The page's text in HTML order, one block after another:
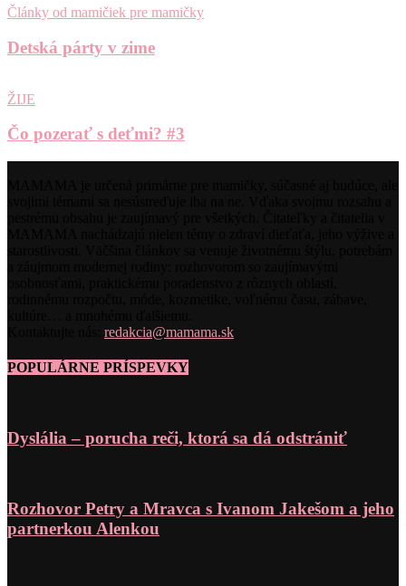
Články od mamičiek pre mamičky
Detská párty v zime
ŽIJE
Čo pozerať s deťmi? #3
redakcia@mamama.sk
POPULÁRNE PRÍSPEVKY
Dyslália – porucha reči, ktorá sa dá odstrániť
Rozhovor Petry a Mravca s Ivanom Jakešom a jeho
partnerkou Alenkou